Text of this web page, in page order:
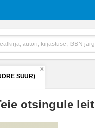
SUUR)
X
otsingule